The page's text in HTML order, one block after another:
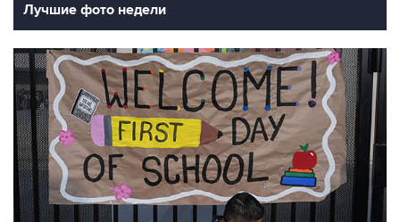
Лучшие фото недели